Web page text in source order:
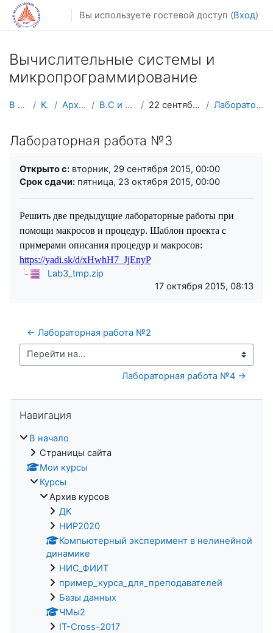
Перейти к основному содержанию
Вы используете гостевой доступ (Вход)
Вычислительные системы и
микропрограммирование
В начало Курсы Архив курсов В.С и Микро.Прогр 22 сентября - 28 сентября Лабораторная работа №3
Лабораторная работа №3
Открыто с: вторник, 29 сентября 2015, 00:00
Срок сдачи: пятница, 23 октября 2015, 00:00
Решить две предыдущие лабораторные работы при
помощи макросов и процедур. Шаблон проекта с
примерами описания процедур и макросов:
https://yadi.sk/d/xHwhH7_JjEnyP
Lab3_tmp.zip
17 октября 2015, 08:13
← Лабораторная работа №2
Перейти на...
Лабораторная работа №4 →
Навигация
В начало
Страницы сайта
Мои курсы
Курсы
Архив курсов
ДК
НИР2020
Компьютерный эксперимент в нелинейной
динамике
НИС_ФИИТ
пример_курса_для_преподавателей
Базы данных
ЧМы2
IT-Cross-2017